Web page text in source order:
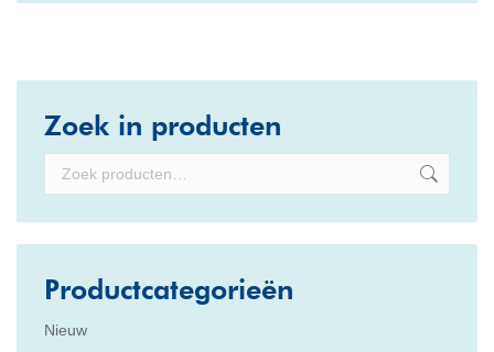
Zoek in producten
Productcategorieën
Nieuw